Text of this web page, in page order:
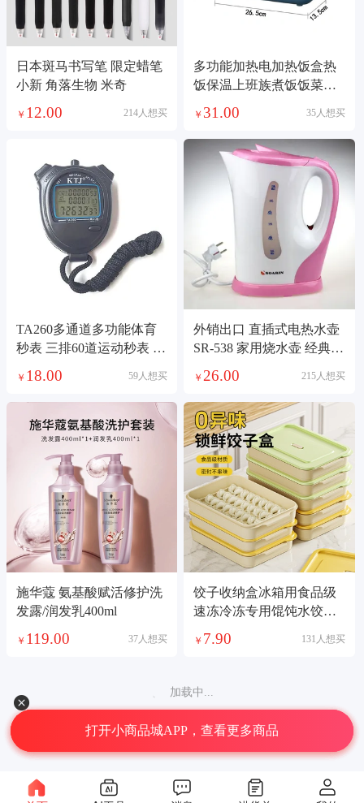
日本斑马书写笔 限定蜡笔
小新 角落生物 米奇
￥ 12.00 214人想买
多功能加热电加热饭盒热
饭保温上班族煮饭饭菜电
饭盒自热饭盒不锈钢餐具
五金充电加热保温饭盒
￥ 31.00 35人想买
TA260多通道多功能体育
秒表 三排60道运动秒表 裁
￥ 18.00 59人想买
外销出口 直插式电热水壶
SR-538 家用烧水壶 经典款
￥ 26.00 215人想买
施华蔻 氨基酸赋活修护洗
发露/润发乳400ml
￥ 119.00 37人想买
饺子收纳盒冰箱用食品级
速冻冷冻专用馄饨水饺保
鲜整理神器
￥ 7.90 131人想买
加载中...
©2026义乌中国小商品城大数据有限公司版权所有
打开小商品城APP，查看更多商品